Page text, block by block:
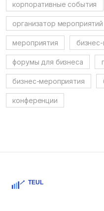
корпоративные события
организатор мероприятий
мероприятия
форумы для бизнеса
бизнес-мероприятия
конференции